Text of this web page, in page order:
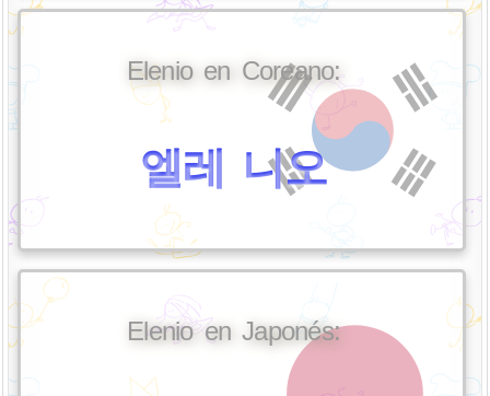
Elenio en Coreano:
엘레 니오
Elenio en Japonés: